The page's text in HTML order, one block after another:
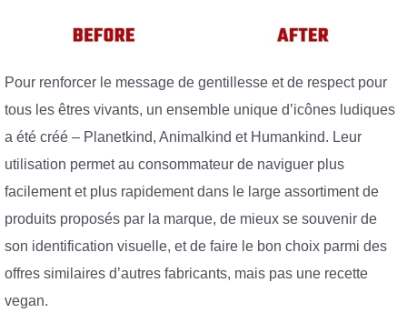
Pour renforcer le message de gentillesse et de respect pour
tous les êtres vivants, un ensemble unique d’icônes ludiques
a été créé – Planetkind, Animalkind et Humankind. Leur
utilisation permet au consommateur de naviguer plus
facilement et plus rapidement dans le large assortiment de
produits proposés par la marque, de mieux se souvenir de
son identification visuelle, et de faire le bon choix parmi des
offres similaires d’autres fabricants, mais pas une recette
vegan.